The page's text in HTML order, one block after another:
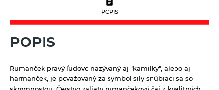
Latte
Jednodruhové korenie
Morská soľ
Soľ
Špeciality so soľou
Biele múky
Celozrnné múky a krupice
Müsli a raňajkové cereálie
Nátierky, horčice, kečupy, omáčky
Horčice
Kečupy
Nápoje
100% ovocné šťavy
Octy, mäsové výrobky, oleje
POPIS
POPIS
Rumanček pravý ľudovo nazývaný aj "kamilky", alebo aj
harmanček, je považovaný za symbol sily snúbiaci sa so